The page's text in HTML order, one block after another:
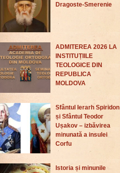
Dragoste-Smerenie
ADMITEREA 2026 LA
INSTITUȚIILE
TEOLOGICE DIN
REPUBLICA
MOLDOVA
Sfântul Ierarh Spiridon
și Sfântul Teodor
Ușakov – izbăvirea
minunată a insulei
Corfu
Istoria și minunile